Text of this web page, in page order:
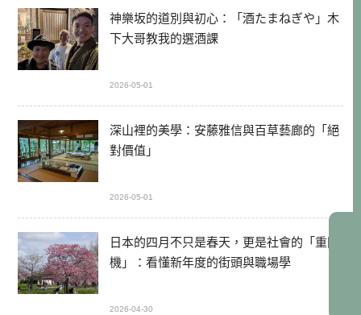
神樂坂的道別與初心：「酒たまねぎや」木
下大哥教我的選酒課
2026-05-01
深山裡的美學：安藤雅信與百草藝廊的「絕
對價值」
2026-05-01
日本的四月不只是春天，更是社會的「重開
機」：看懂新年度的街頭與職場學
2026-04-30